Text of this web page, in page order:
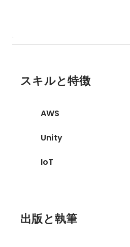
スキルと特徴
AWS
Unity
IoT
出版と執筆